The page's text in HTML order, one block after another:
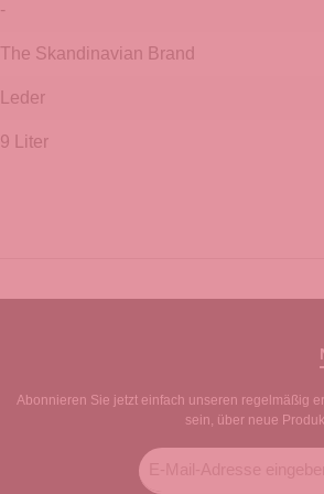
-
The Skandinavian Brand
Leder
9 Liter
Abonnieren Sie jetzt einfach unseren regelmäßig
sein, über neue